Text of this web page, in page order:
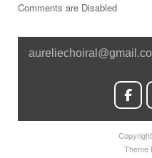
Comments are Disabled
Theme